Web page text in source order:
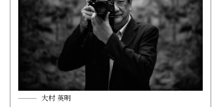
大村 英明